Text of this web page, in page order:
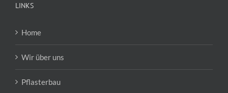
LINKS
Home
Wir über uns
Pflasterbau